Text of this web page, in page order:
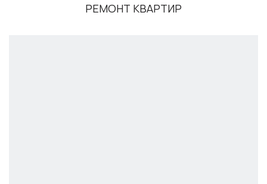
РЕМОНТ КВАРТИР